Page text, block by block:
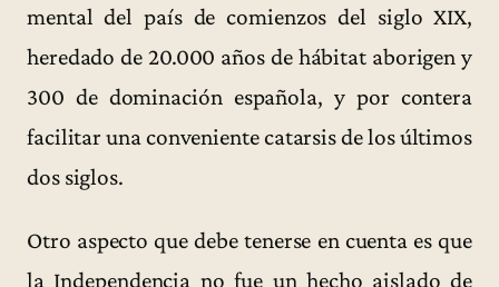
mental del país de comienzos del siglo XIX,
heredado de 20.000 años de hábitat aborigen y
300 de dominación española, y por contera
facilitar una conveniente catarsis de los últimos
dos siglos.
Otro aspecto que debe tenerse en cuenta es que
la Independencia no fue un hecho aislado de